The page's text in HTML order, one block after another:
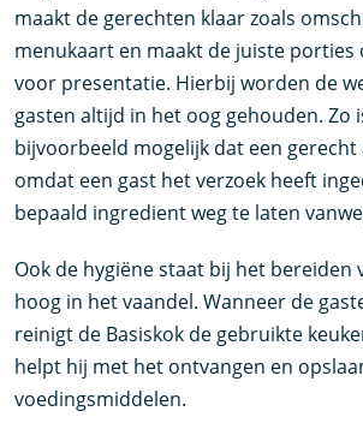
maakt de gerechten klaar zoals
menukaart en maakt de juiste
voor presentatie. Hierbij worden de
gasten altijd in het oog gehouden. Zo
bijvoorbeeld mogelijk dat een
omdat een gast het verzoek heeft
bepaald ingredient weg te laten
Ook de hygiëne staat bij het bereiden
hoog in het vaandel. Wanneer de
reinigt de Basiskok de gebruikte
helpt hij met het ontvangen en
voedingsmiddelen.